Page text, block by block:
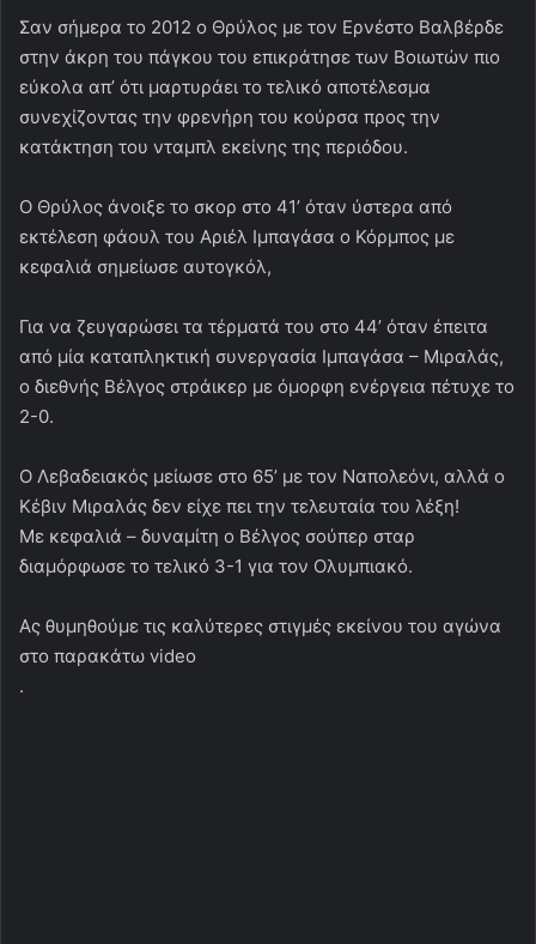
Σαν σήμερα το 2012 ο Θρύλος με τον Ερνέστο Βαλβέρδε
στην άκρη του πάγκου του επικράτησε των Βοιωτών πιο
εύκολα απ’ ότι μαρτυράει το τελικό αποτέλεσμα
συνεχίζοντας την φρενήρη του κούρσα προς την
κατάκτηση του νταμπλ εκείνης της περιόδου.
Ο Θρύλος άνοιξε το σκορ στο 41’ όταν ύστερα από
εκτέλεση φάουλ του Αριέλ Ιμπαγάσα ο Κόρμπος με
κεφαλιά σημείωσε αυτογκόλ,
Για να ζευγαρώσει τα τέρματά του στο 44’ όταν έπειτα
από μία καταπληκτική συνεργασία Ιμπαγάσα – Μιραλάς,
ο διεθνής Βέλγος στράικερ με όμορφη ενέργεια πέτυχε το
2-0.
Ο Λεβαδειακός μείωσε στο 65’ με τον Ναπολεόνι, αλλά ο
Κέβιν Μιραλάς δεν είχε πει την τελευταία του λέξη!
Με κεφαλιά – δυναμίτη ο Βέλγος σούπερ σταρ
διαμόρφωσε το τελικό 3-1 για τον Ολυμπιακό.
Ας θυμηθούμε τις καλύτερες στιγμές εκείνου του αγώνα
στο παρακάτω video
.